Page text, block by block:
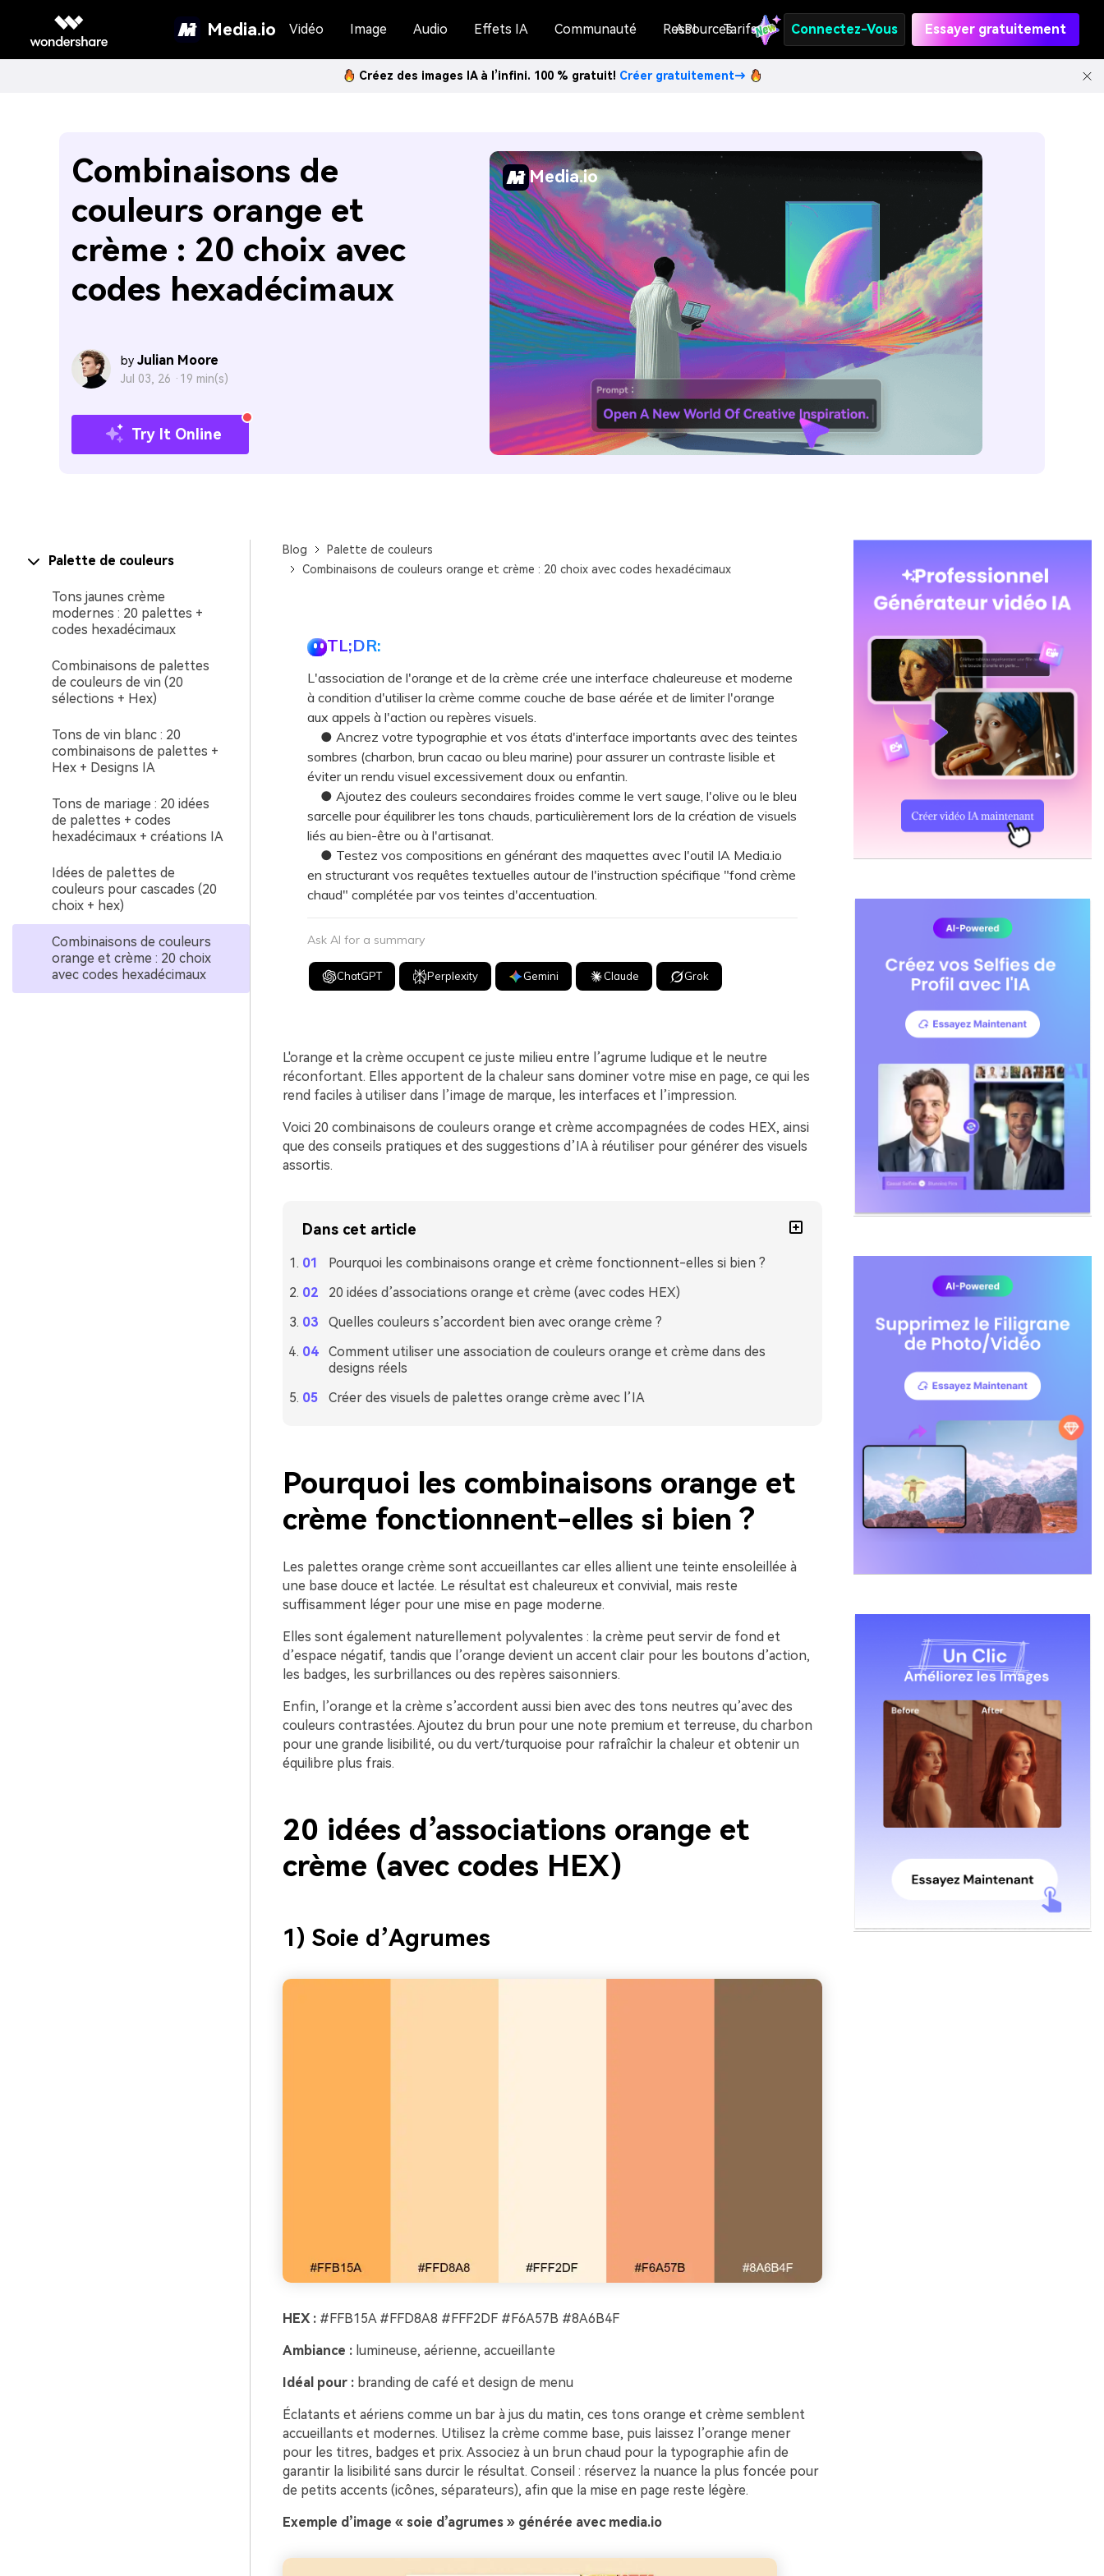
Media.io Vidéo Image Audio Effets IA Communauté Ressources
API Tarifs Connectez-Vous Essayer gratuitement
Créez des images IA à l’infini. 100 % gratuit! Créer gratuitement→
Combinaisons de
couleurs orange et
crème : 20 choix avec
codes hexadécimaux
by Julian Moore
Jul 03, 26 · 19 min(s)
Try It Online
Media.io
Palette de couleurs
Tons jaunes crème
modernes : 20 palettes +
codes hexadécimaux
Combinaisons de palettes
de couleurs de vin (20
sélections + Hex)
Tons de vin blanc : 20
combinaisons de palettes +
Hex + Designs IA
Tons de mariage : 20 idées
de palettes + codes
hexadécimaux + créations IA
Idées de palettes de
couleurs pour cascades (20
choix + hex)
Combinaisons de couleurs
orange et crème : 20 choix
avec codes hexadécimaux
Blog
Palette de couleurs
Combinaisons de couleurs orange et crème : 20 choix avec codes hexadécimaux
TL;DR:
L'association de l'orange et de la crème crée une interface chaleureuse et moderne
à condition d'utiliser la crème comme couche de base aérée et de limiter l'orange
aux appels à l'action ou repères visuels.
● Ancrez votre typographie et vos états d'interface importants avec des teintes
sombres (charbon, brun cacao ou bleu marine) pour assurer un contraste lisible et
éviter un rendu visuel excessivement doux ou enfantin.
● Ajoutez des couleurs secondaires froides comme le vert sauge, l'olive ou le bleu
sarcelle pour équilibrer les tons chauds, particulièrement lors de la création de visuels
liés au bien-être ou à l'artisanat.
● Testez vos compositions en générant des maquettes avec l'outil IA Media.io
en structurant vos requêtes textuelles autour de l'instruction spécifique "fond crème
chaud" complétée par vos teintes d'accentuation.
Ask AI for a summary
ChatGPT Perplexity Gemini Claude Grok
L'orange et la crème occupent ce juste milieu entre l’agrume ludique et le neutre
réconfortant. Elles apportent de la chaleur sans dominer votre mise en page, ce qui les
rend faciles à utiliser dans l’image de marque, les interfaces et l’impression.
Voici 20 combinaisons de couleurs orange et crème accompagnées de codes HEX, ainsi
que des conseils pratiques et des suggestions d’IA à réutiliser pour générer des visuels
assortis.
Dans cet article
Pourquoi les combinaisons orange et crème fonctionnent-elles si bien ?
20 idées d’associations orange et crème (avec codes HEX)
Quelles couleurs s’accordent bien avec orange crème ?
Comment utiliser une association de couleurs orange et crème dans des
designs réels
Créer des visuels de palettes orange crème avec l’IA
Pourquoi les combinaisons orange et
crème fonctionnent-elles si bien ?
Les palettes orange crème sont accueillantes car elles allient une teinte ensoleillée à
une base douce et lactée. Le résultat est chaleureux et convivial, mais reste
suffisamment léger pour une mise en page moderne.
Elles sont également naturellement polyvalentes : la crème peut servir de fond et
d’espace négatif, tandis que l’orange devient un accent clair pour les boutons d’action,
les badges, les surbrillances ou des repères saisonniers.
Enfin, l’orange et la crème s’accordent aussi bien avec des tons neutres qu’avec des
couleurs contrastées. Ajoutez du brun pour une note premium et terreuse, du charbon
pour une grande lisibilité, ou du vert/turquoise pour rafraîchir la chaleur et obtenir un
équilibre plus frais.
20 idées d’associations orange et
crème (avec codes HEX)
1) Soie d’Agrumes
HEX :#FFB15A #FFD8A8 #FFF2DF #F6A57B #8A6B4F
Ambiance :lumineuse, aérienne, accueillante
Idéal pour :branding de café et design de menu
Éclatants et aériens comme un bar à jus du matin, ces tons orange et crème semblent
accueillants et modernes. Utilisez la crème comme base, puis laissez l’orange mener
pour les titres, badges et prix. Associez à un brun chaud pour la typographie afin de
garantir la lisibilité sans durcir le résultat. Conseil : réservez la nuance la plus foncée pour
de petits accents (icônes, séparateurs), afin que la mise en page reste légère.
Exemple d’image « soie d’agrumes » générée avec media.io